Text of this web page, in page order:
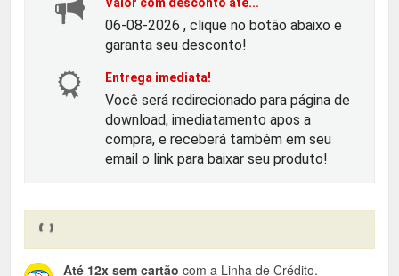
o
o
r
i
o
a
t
u
06-08-2026 , clique no botão abaixo e
garanta seu desconto!
Entrega imediata!
Você será redirecionado para página de
download, imediatamento apos a
compra, e receberá também em seu
email o link para baixar seu produto!
Até 12x sem cartão com a Linha de Crédito.